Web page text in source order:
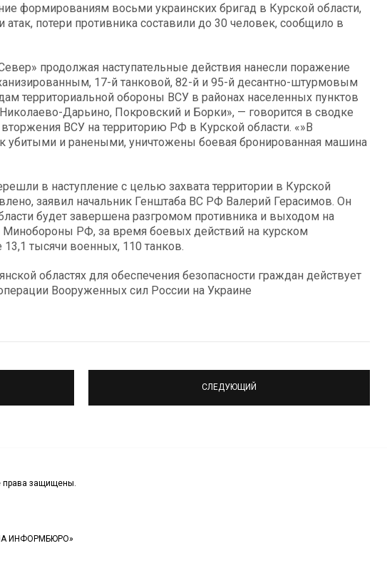
формированиям восьми украинских бригад в Курской области,
атак, потери противника составили до 30 человек, сообщило в
продолжая наступательные действия нанесли поражение
17-й танковой, 82-й и 95-й десантно-штурмовым
территориальной обороны ВСУ в районах населенных пунктов
Дарьино, Покровский и Борки», — говорится в сводке
ВСУ на территорию РФ в Курской области. «»В
убитыми и ранеными, уничтожены боевая бронированная машина
в наступление с целью захвата территории в Курской
заявил начальник Генштаба ВС РФ Валерий Герасимов. Он
будет завершена разгромом противника и выходом на
Минобороны РФ, за время боевых действий на курском
тысячи военных, 110 танков.
областях для обеспечения безопасности граждан действует
Вооруженных сил России на Украине
СЛЕДУЮЩИЙ
права защищены.
ИНФОРМБЮРО»